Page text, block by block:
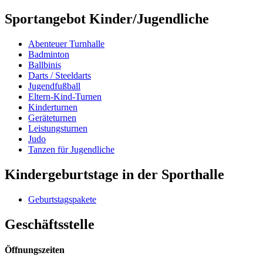
Sportangebot Kinder/Jugendliche
Abenteuer Turnhalle
Badminton
Ballbinis
Darts / Steeldarts
Jugendfußball
Eltern-Kind-Turnen
Kinderturnen
Geräteturnen
Leistungsturnen
Judo
Tanzen für Jugendliche
Kindergeburtstage in der Sporthalle
Geburtstagspakete
Geschäftsstelle
Öffnungszeiten